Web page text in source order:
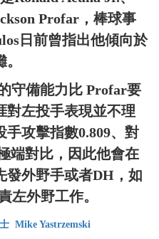
Profar，棒球事
日前曾指出他傾向於
守備能力比 Profar要
對左投手表現並不理
手攻擊指數0.809、對
端對比，因此他會在
發外野手或者DH，如
左外野工作。
Mike Yastrzemski